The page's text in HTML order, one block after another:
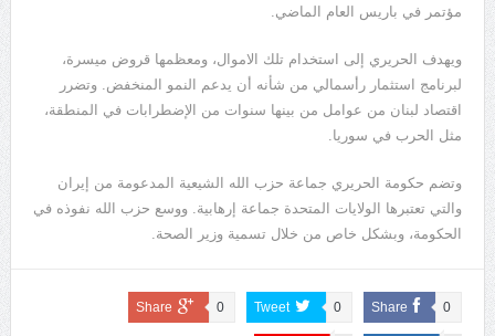
مؤتمر في باريس العام الماضي.
ويهدف الحريري إلى استخدام تلك الاموال، ومعظمها قروض ميسرة،
لبرنامج استثمار رأسمالي من شأنه أن يدعم النمو المنخفض. وتضرر
اقتصاد لبنان من عوامل من بينها سنوات من الإضطرابات في المنطقة،
مثل الحرب في سوريا.
وتضم حكومة الحريري جماعة حزب الله الشيعية المدعومة من إيران
والتي تعتبرها الولايات المتحدة جماعة إرهابية. ووسع حزب الله نفوذه في
الحكومة، وبشكل خاص من خلال تسمية وزير الصحة.
Share 0
Tweet 0
Share 0